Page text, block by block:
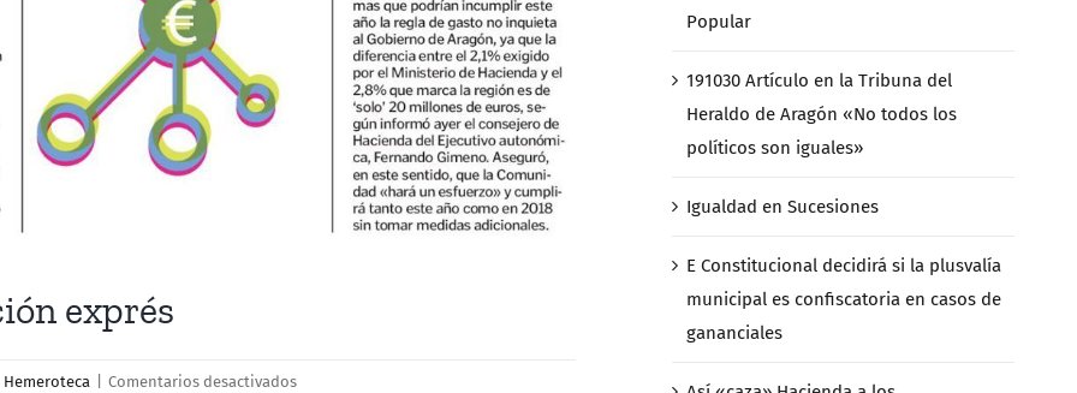
exprés
Hemeroteca Comentarios desactivadosen
Popular
191030 Artículo en la Tribuna del
Heraldo de Aragón «No todos los
políticos son iguales»
Igualdad en Sucesiones
E Constitucional decidirá si la plusvalía
municipal es confiscatoria en casos de
gananciales